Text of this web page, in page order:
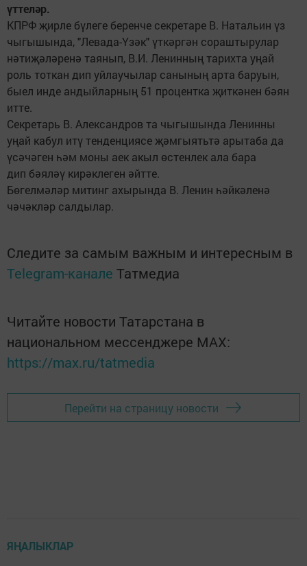
үттеләр.
КПРФ җирле бүлеге беренче секретаре В. Натальин үз
чыгышында, "Левада-Үзәк" үткәргән сораштырулар
нәтиҗәләренә таянып, В.И. Ленинның тарихта уңай
роль тоткан дип уйлаучылар санының арта баруын,
быел инде андыйларның 51 процентка җиткәнен бәян
итте.
Секретарь В. Александров та чыгышында Ленинны
уңай кабул итү тенденциясе җәмгыятьтә арытаба да
үсәчәген һәм моны аек акыл өстенлек ала бара
дип бәяләү кирәклеген әйтте.
Бөгелмәләр митинг ахырында В. Ленин һәйкәленә
чәчәкләр салдылар.
Следите за самым важным и интересным в
Telegram-канале Татмедиа
Читайте новости Татарстана в
национальном мессенджере MАХ:
https://max.ru/tatmedia
Перейти на страницу новости
ЯҢАЛЫКЛАР